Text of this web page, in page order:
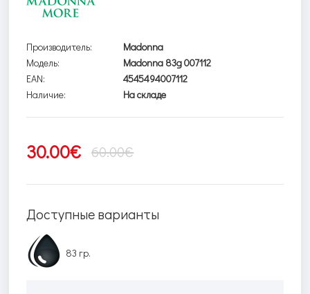
Производитель:
Madonna
Модель:
Madonna 83g 007112
EAN:
4545494007112
Наличие:
На складе
30.00€ 60.00€
Доступные варианты
83 гр.